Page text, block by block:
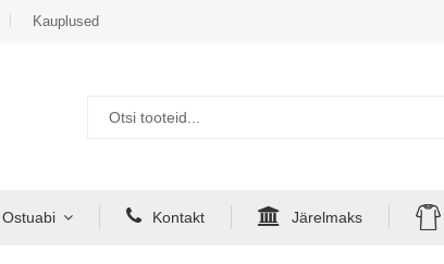
Kauplused
Ostuabi Kontakt Järelmaks